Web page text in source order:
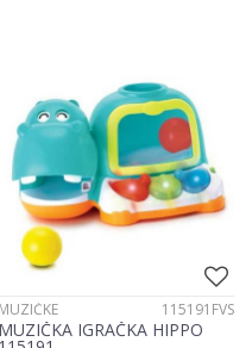
MUZIČKE 115191FVS
MUZIČKA IGRAČKA HIPPO